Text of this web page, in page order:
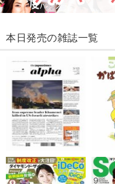
本日発売の雑誌一覧